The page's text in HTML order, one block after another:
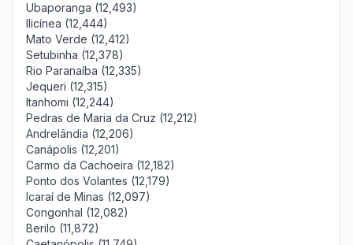
Ubaporanga (12,493)
Ilicínea (12,444)
Mato Verde (12,412)
Setubinha (12,378)
Rio Paranaíba (12,335)
Jequeri (12,315)
Itanhomi (12,244)
Pedras de Maria da Cruz (12,212)
Andrelândia (12,206)
Canápolis (12,201)
Carmo da Cachoeira (12,182)
Ponto dos Volantes (12,179)
Icaraí de Minas (12,097)
Congonhal (12,082)
Berilo (11,872)